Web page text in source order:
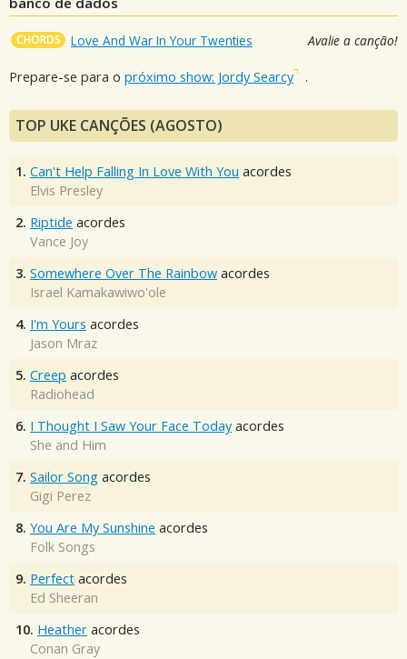
CHORDS Love And War In Your Twenties Avalie a canção!
Prepare-se para o próximo show: Jordy Searcy .
TOP UKE CANÇÕES (AGOSTO)
1. Can't Help Falling In Love With You acordes
Elvis Presley
2. Riptide acordes
Vance Joy
3. Somewhere Over The Rainbow acordes
Israel Kamakawiwo'ole
4. I'm Yours acordes
Jason Mraz
5. Creep acordes
Radiohead
6. I Thought I Saw Your Face Today acordes
She and Him
7. Sailor Song acordes
Gigi Perez
8. You Are My Sunshine acordes
Folk Songs
9. Perfect acordes
Ed Sheeran
10. Heather acordes
Conan Gray